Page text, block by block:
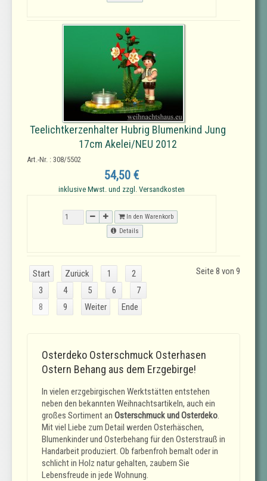
Teelichtkerzenhalter Hubrig Blumenkind Jung
17cm Akelei/NEU 2012
Art.-Nr. : 308/5502
54,50 €
inklusive Mwst. und zzgl. Versandkosten
In den Warenkorb
Details
Start Zurück 1
2
3
4 5 6
7
8
9 Weiter Ende
Seite 8 von 9
Osterdeko Osterschmuck Osterhasen
Ostern Behang aus dem Erzgebirge!
In vielen erzgebirgischen Werktstätten entstehen
neben den bekannten Weihnachtsartikeln, auch ein
großes Sortiment an Osterschmuck und Osterdeko.
Mit viel Liebe zum Detail werden Osterhäschen,
Blumenkinder und Osterbehang für den Osterstrauß in
Handarbeit produziert. Ob farbenfroh bemalt oder in
schlicht in Holz natur gehalten, zaubern Sie
Lebensfreude in jede Wohnung.